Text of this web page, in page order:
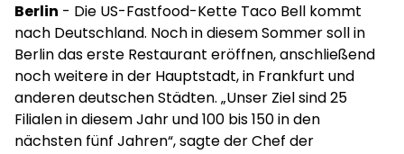
Berlin - Die US-Fastfood-Kette Taco Bell kommt
nach Deutschland. Noch in diesem Sommer soll in
Berlin das erste Restaurant eröffnen, anschließend
noch weitere in der Hauptstadt, in Frankfurt und
anderen deutschen Städten. „Unser Ziel sind 25
Filialen in diesem Jahr und 100 bis 150 in den
nächsten fünf Jahren“, sagte der Chef der